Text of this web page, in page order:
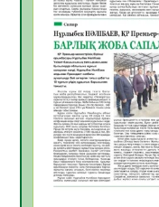
04.08.2026
Үкіметтік емес
сыйлықақы
басталды
04.08.2026
Үкіметте
қолдау
жүзеге